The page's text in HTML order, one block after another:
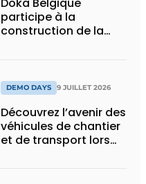
Doka Belgique
participe à la
construction de la
DEMO DAYS 9 JUILLET 2026
Découvrez l’avenir des
véhicules de chantier
et de transport lors